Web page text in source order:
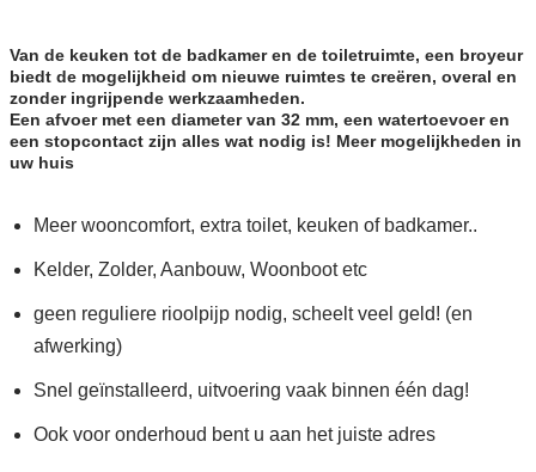
Van de keuken tot de badkamer en de toiletruimte, een broyeur
biedt de mogelijkheid om nieuwe ruimtes te creëren, overal en
zonder ingrijpende werkzaamheden.
Een afvoer met een diameter van 32 mm, een watertoevoer en
een stopcontact zijn alles wat nodig is! Meer mogelijkheden in
uw huis
Meer wooncomfort, extra toilet, keuken of badkamer..
Kelder, Zolder, Aanbouw, Woonboot etc
geen reguliere rioolpijp nodig, scheelt veel geld! (en
afwerking)
Snel geïnstalleerd, uitvoering vaak binnen één dag!
Ook voor onderhoud bent u aan het juiste adres